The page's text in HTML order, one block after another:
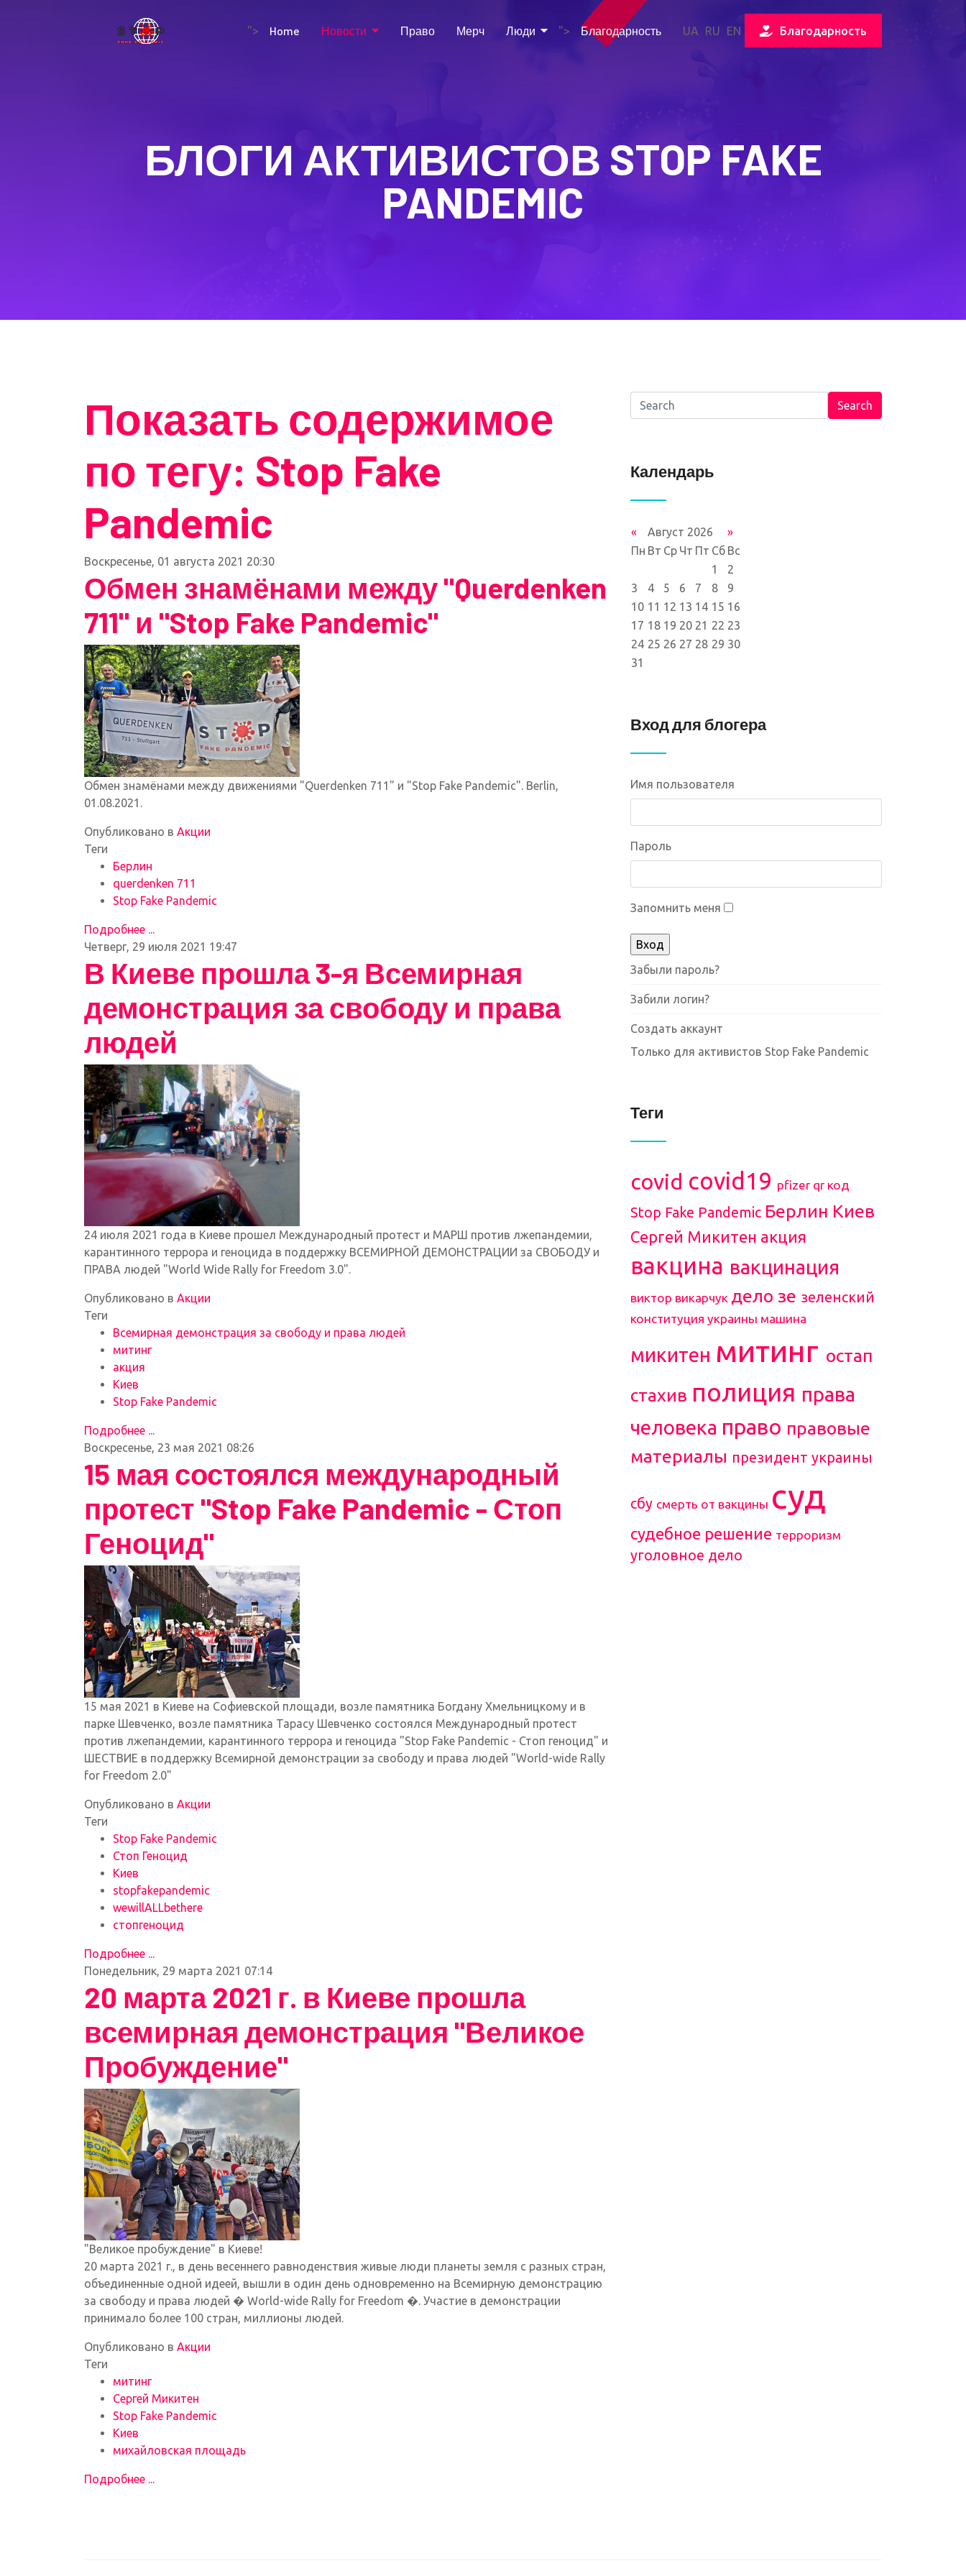
"> Home Новости Право Мерч Люди "> Благодарность UA RU EN Благодарность
БЛОГИ АКТИВИСТОВ STOP FAKE
PANDEMIC
Показать содержимое
по тегу: Stop Fake
Pandemic
Воскресенье, 01 августа 2021 20:30
Обмен знамёнами между "Querdenken
711" и "Stop Fake Pandemic"
Обмен знамёнами между движениями "Querdenken 711" и "Stop Fake Pandemic". Berlin,
01.08.2021.
Опубликовано в Акции
Теги
Берлин
querdenken 711
Stop Fake Pandemic
Подробнее ...
Четверг, 29 июля 2021 19:47
В Киеве прошла 3-я Всемирная
демонстрация за свободу и права
людей
24 июля 2021 года в Киеве прошел Международный протест и МАРШ против лжепандемии,
карантинного террора и геноцида в поддержку ВСЕМИРНОЙ ДЕМОНСТРАЦИИ за СВОБОДУ и
ПРАВА людей "World Wide Rally for Freedom 3.0".
Опубликовано в Акции
Теги
Всемирная демонстрация за свободу и права людей
митинг
акция
Киев
Stop Fake Pandemic
Подробнее ...
Воскресенье, 23 мая 2021 08:26
15 мая состоялся международный
протест "Stop Fake Pandemic - Стоп
Геноцид"
15 мая 2021 в Киеве на Софиевской площади, возле памятника Богдану Хмельницкому и в
парке Шевченко, возле памятника Тарасу Шевченко состоялся Международный протест
против лжепандемии, карантинного террора и геноцида "Stop Fake Pandemic - Стоп геноцид" и
ШЕСТВИЕ в поддержку Всемирной демонстрации за свободу и права людей "World-wide Rally
for Freedom 2.0"
Опубликовано в Акции
Теги
Stop Fake Pandemic
Стоп Геноцид
Киев
stopfakepandemic
wewillALLbethere
стопгеноцид
Подробнее ...
Понедельник, 29 марта 2021 07:14
20 марта 2021 г. в Киеве прошла
всемирная демонстрация "Великое
Пробуждение"
"Великое пробуждение" в Киеве!
20 марта 2021 г., в день весеннего равноденствия живые люди планеты земля с разных стран,
объединенные одной идеей, вышли в один день одновременно на Всемирную демонстрацию
за свободу и права людей � World-wide Rally for Freedom �. Участие в демонстрации
принимало более 100 стран, миллионы людей.
Опубликовано в Акции
Теги
митинг
Сергей Микитен
Stop Fake Pandemic
Киев
михайловская площадь
Подробнее ...
Search
Календарь
« Август 2026
»
Пн Вт Ср Чт Пт Сб Вс
1
2
3
4 5 6 7 8
9
10 11 12 13 14 15 16
17 18 19 20 21 22 23
24 25 26 27 28 29 30
31
Вход для блогера
Имя пользователя
Пароль
Запомнить меня
Забыли пароль?
Забили логин?
Создать аккаунт
Только для активистов Stop Fake Pandemic
Теги
covid covid19 pfizer qr код
Stop Fake Pandemic Берлин Киев
Сергей Микитен акция
вакцина вакцинация
виктор викарчук дело зе зеленский
конституция украины машина
микитен митинг остап
стахив полиция права
человека право правовые
материалы президент украины
сбу смерть от вакцины суд
судебное решение терроризм
уголовное дело